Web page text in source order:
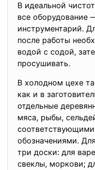
В идеальной
все оборудование
инструментарий.
после работы
водой с содой,
просушивать.
В холодном цехе
как и в
отдельные
мяса, рыбы,
обозначениями.
три доски: для
свеклы, моркови;